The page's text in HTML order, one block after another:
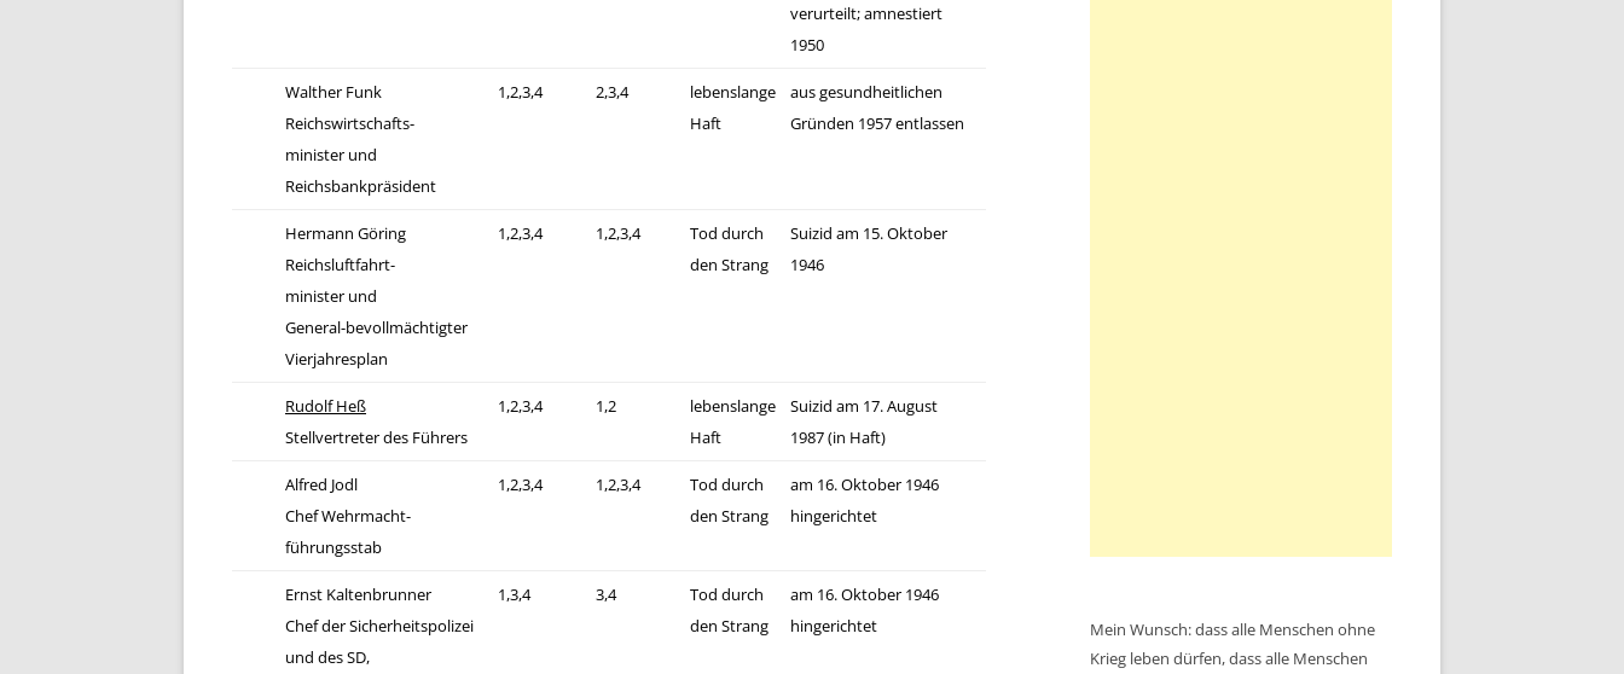
verurteilt; amnestiert
1950
Walther Funk
Reichswirtschafts-
minister und
Reichsbankpräsident
1,2,3,4 2,3,4
lebenslange
Haft
aus gesundheitlichen
Gründen 1957 entlassen
Hermann Göring
Reichsluftfahrt-
minister und
General-bevollmächtigter
Vierjahresplan
1,2,3,4 1,2,3,4
Tod durch
den Strang
Suizid am 15. Oktober
1946
Rudolf Heß
Stellvertreter des Führers
1,2,3,4 1,2
lebenslange
Haft
Suizid am 17. August
1987 (in Haft)
Alfred Jodl
Chef Wehrmacht-
führungsstab
1,2,3,4 1,2,3,4
Tod durch
den Strang
am 16. Oktober 1946
hingerichtet
Ernst Kaltenbrunner
Chef der Sicherheitspolizei
und des SD,
1,3,4 3,4
Tod durch
den Strang
am 16. Oktober 1946
hingerichtet
Mein Wunsch: dass alle Menschen ohne
Krieg leben dürfen, dass alle Menschen